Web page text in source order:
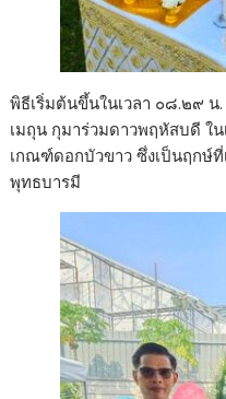
พิธีเริ่มต้นขึ้นในเวลา ๐๘.๒๙
เมถุน กุมาร่วมดาวพฤหัสบดี ใ
เกณฑ์ดอกบัวขาว ซึ่งเป็นฤกษ์
พุทธบารมี